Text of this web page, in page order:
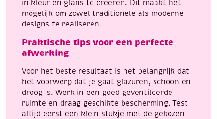
in kleur en glans te creëren. Dit maakt het
mogelijk om zowel traditionele als moderne
designs te realiseren.
Praktische tips voor een perfecte
afwerking
Voor het beste resultaat is het belangrijk dat
het voorwerp dat je gaat glazuren, schoon en
droog is. Werk in een goed geventileerde
ruimte en draag geschikte bescherming. Test
altijd eerst een klein stukje met de gekozen